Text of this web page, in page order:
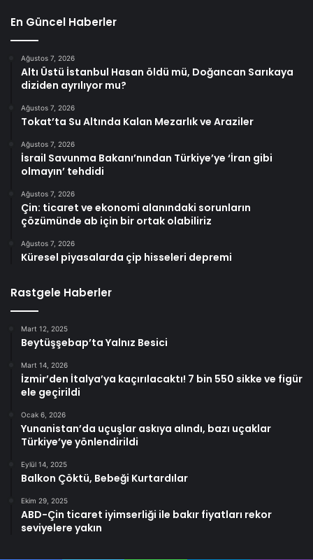
En Güncel Haberler
Ağustos 7, 2026
Altı Üstü İstanbul Hasan öldü mü, Doğancan Sarıkaya
diziden ayrılıyor mu?
Ağustos 7, 2026
Tokat’ta Su Altında Kalan Mezarlık ve Araziler
Ağustos 7, 2026
İsrail Savunma Bakanı’nından Türkiye’ye ‘İran gibi
olmayın’ tehdidi
Ağustos 7, 2026
Çin: ticaret ve ekonomi alanındaki sorunların
çözümünde ab için bir ortak olabiliriz
Ağustos 7, 2026
Küresel piyasalarda çip hisseleri depremi
Rastgele Haberler
Mart 12, 2025
Beytüşşebap’ta Yalnız Besici
Mart 14, 2026
İzmir’den İtalya’ya kaçırılacaktı! 7 bin 550 sikke ve figür
ele geçirildi
Ocak 6, 2026
Yunanistan’da uçuşlar askıya alındı, bazı uçaklar
Türkiye’ye yönlendirildi
Eylül 14, 2025
Balkon Çöktü, Bebeği Kurtardılar
Ekim 29, 2025
ABD-Çin ticaret iyimserliği ile bakır fiyatları rekor
seviyelere yakın